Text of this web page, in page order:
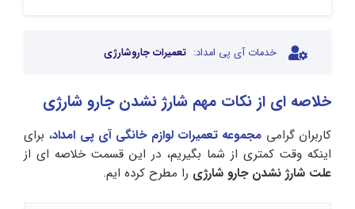
خدمات آی پی امداد: تعمیرات جاروشارژی
خلاصه ای از نکات مهم شارژ نشدن جارو شارژی
کاربران گرامی مجموعه تعمیرات لوازم خانگی آی‌ پی امداد، برای
اینکه وقت کمتری از شما بگیریم، در این قسمت خلاصه ای از
علت شارژ نشدن جارو شارژی را مطرح کرده ایم.